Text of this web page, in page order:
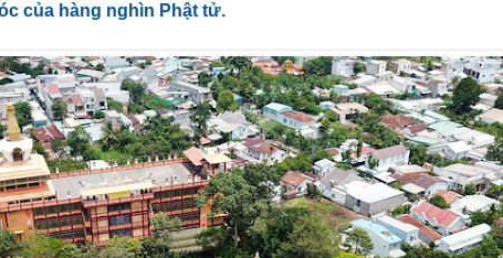
của hàng nghìn Phật tử.